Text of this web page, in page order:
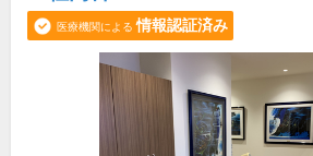
医療機関による 情報認証済み